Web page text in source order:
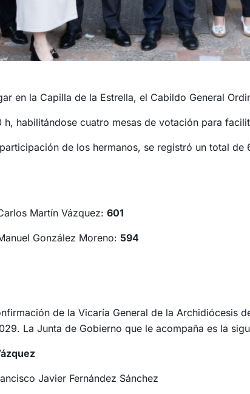
en la Capilla de la Estrella, el Cabildo General
habilitándose cuatro mesas de votación para
de los hermanos, se registró un total
Martín Vázquez:601
González Moreno:594
de la Vicaría General de la Archidiócesis
La Junta de Gobierno que le acompaña es la
Javier Fernández Sánchez